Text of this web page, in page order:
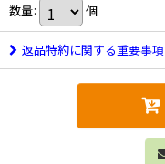
数量: 個
返品特約に関する重要事項